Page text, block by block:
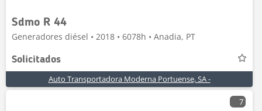
Sdmo R 44
Generadores diésel • 2018 • 6078h • Anadia, PT
Solicitados
Auto Transportadora Moderna Portuense, SA -
7